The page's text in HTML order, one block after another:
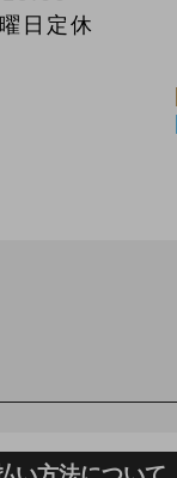
日定休